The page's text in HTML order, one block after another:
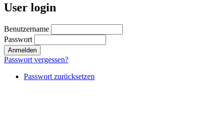
User login
Benutzername
Passwort
Passwort vergessen?
Passwort zurücksetzen